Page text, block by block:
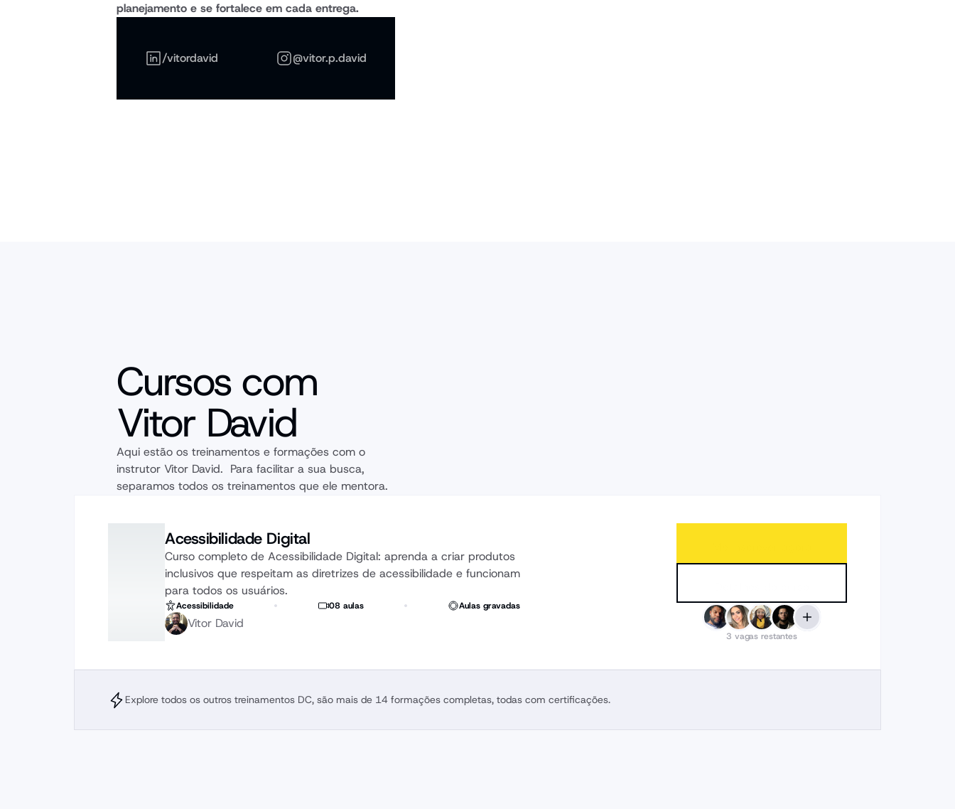
planejamento e se fortalece em cada entrega.
/vitordavid @vitor.p.david
Cursos com
Vitor David
Aqui estão os treinamentos e formações com o
instrutor Vitor David.  Para facilitar a sua busca,
separamos todos os treinamentos que ele mentora.
Acessibilidade Digital
Curso completo de Acessibilidade Digital: aprenda a criar produtos
inclusivos que respeitam as diretrizes de acessibilidade e funcionam
para todos os usuários.
Acessibilidade 08 aulas Aulas gravadas
Vitor David
3 vagas restantes
Explore todos os outros treinamentos DC, são mais de 14 formações completas, todas com certificações.